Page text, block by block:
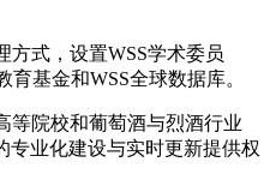
方式，设置WSS学术委员
育基金和WSS全球数据库。
等院校和葡萄酒与烈酒行业
专业化建设与实时更新提供权